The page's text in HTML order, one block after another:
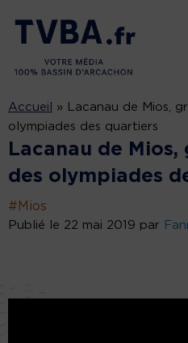
Accueil »
Lacanau de Mios,
olympiades des quartiers
Lacanau de
des olympiades
#Mios
Publié le 22 mai 2019 par